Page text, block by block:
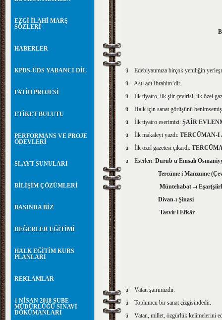
EZGİ İLAHİ MARŞ
SÖZLERİ
HABERLER
KPDS-ÜDS YABANCI DİL
FATİH PROJESİ
ETİKET BULUTU
PERFORMANS VE PROJE
ÖDEVLERİ
SLAYT SUNULARI
BİLİŞİM ÇÖZÜMLERİ
BASINDA BİZ
DEĞERLER EĞİTİMİ
HALK EĞİTİM KURS
PLANLARI
REKLAMLAR
1 NİSAN 2018 ŞUBE
MÜDÜRLÜĞÜ SINAVI
DÖKÜMANLARI
ü Edebiyatımıza birçok yeniliğin
ü Asıl adı İbrahim’dir.
ü İlk tiyatro, ilk şiir çevirisi, ilk özel
ü Halk için sanat görüşünü
ü İlk tiyatro eserimizi: ŞAİR
ü İlk makaleyi yazdı: TERCÜMAN-I
ü İlk özel gazetesi çıkardı:
ü Eserleri: Durub u Emsalı
Tercüme i Manzume
Müntehabat –ı
Divan-ı Şinasi
Tasvir i Efkâr
ü Vatan şairimizdir.
ü Toplumcu bir sanat çizgisindedir.
ü Vatan, millet, özgürlük kelimelerini